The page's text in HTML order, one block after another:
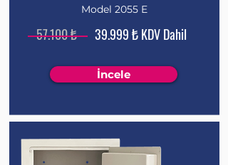
Model 2055 E
57.100 ₺ 39.999 ₺ KDV Dahil
İncele